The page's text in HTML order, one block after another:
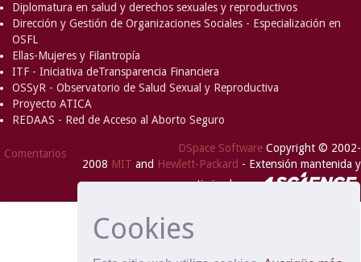
Cookies
Diplomatura en salud y derechos sexuales y reproductivos
Dirección y Gestión de Organizaciones Sociales - Especialización en
OSFL
Ellas-Mujeres y Filantropía
ITF - Iniciativa deTransparencia Financiera
OSSyR - Observatorio de Salud Sexual y Reproductiva
Proyecto ATICA
REDAAS - Red de Acceso al Aborto Seguro
Comentarios DSpace Software Copyright © 2002-
2008 MIT and Hewlett-Packard - Extensión mantenida y
optimizado por